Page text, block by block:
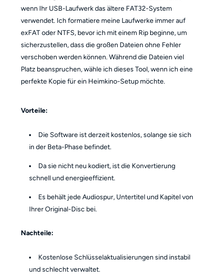
wenn Ihr USB-Laufwerk das ältere FAT32-System
verwendet. Ich formatiere meine Laufwerke immer auf
exFAT oder NTFS, bevor ich mit einem Rip beginne, um
sicherzustellen, dass die großen Dateien ohne Fehler
verschoben werden können. Während die Dateien viel
Platz beanspruchen, wähle ich dieses Tool, wenn ich eine
perfekte Kopie für ein Heimkino-Setup möchte.
Vorteile:
Die Software ist derzeit kostenlos, solange sie sich
in der Beta-Phase befindet.
Da sie nicht neu kodiert, ist die Konvertierung
schnell und energieeffizient.
Es behält jede Audiospur, Untertitel und Kapitel von
Ihrer Original-Disc bei.
Nachteile:
Kostenlose Schlüsselaktualisierungen sind instabil
und schlecht verwaltet.